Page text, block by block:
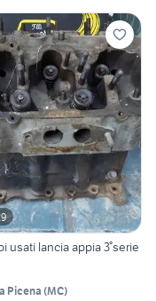
usati lancia appia 3°serie
Picena (MC)